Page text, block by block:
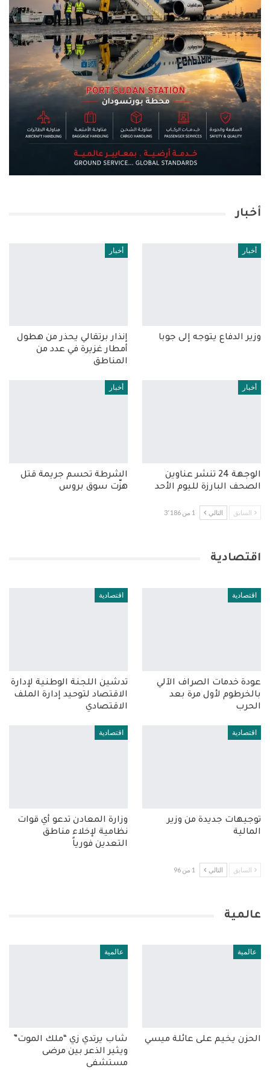
أخبار
أخبار
وزير الدفاع يتوجه إلى جوبا
أخبار
إنذار برتقالي يحذر من هطول
أمطار غزيرة في عدد من
المناطق
أخبار
الوجهة 24 تنشر عناوين
الصحف البارزة لليوم الأحد
أخبار
الشرطة تحسم جريمة قتل
هزّت سوق بروس
السابق التالي 1 من 3٬186
اقتصادية
اقتصادية
عودة خدمات الصراف الآلي
بالخرطوم لأول مرة بعد
الحرب
اقتصادية
تدشين اللجنة الوطنية لإدارة
الاقتصاد لتوحيد إدارة الملف
الاقتصادي
اقتصادية
توجيهات جديدة من وزير
المالية
اقتصادية
وزارة المعادن تدعو أي قوات
نظامية لإخلاء مناطق
التعدين فورياً
السابق التالي 1 من 96
عالمية
عالمية
الحزن يخيم على عائلة ميسي
عالمية
شاب يرتدي زي “ملك الموت”
ويثير الذعر بين مرضى
مستشفى